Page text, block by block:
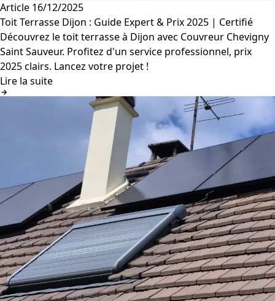
Article 16/12/2025
Toit Terrasse Dijon : Guide Expert & Prix 2025 | Certifié
Découvrez le toit terrasse à Dijon avec Couvreur Chevigny
Saint Sauveur. Profitez d'un service professionnel, prix
2025 clairs. Lancez votre projet !
Lire la suite